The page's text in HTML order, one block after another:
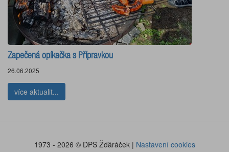
Zapečená opíkačka s Přípravkou
26.06.2025
více aktualit...
1973 - 2026 © DPS Žďáráček | Nastavení cookies